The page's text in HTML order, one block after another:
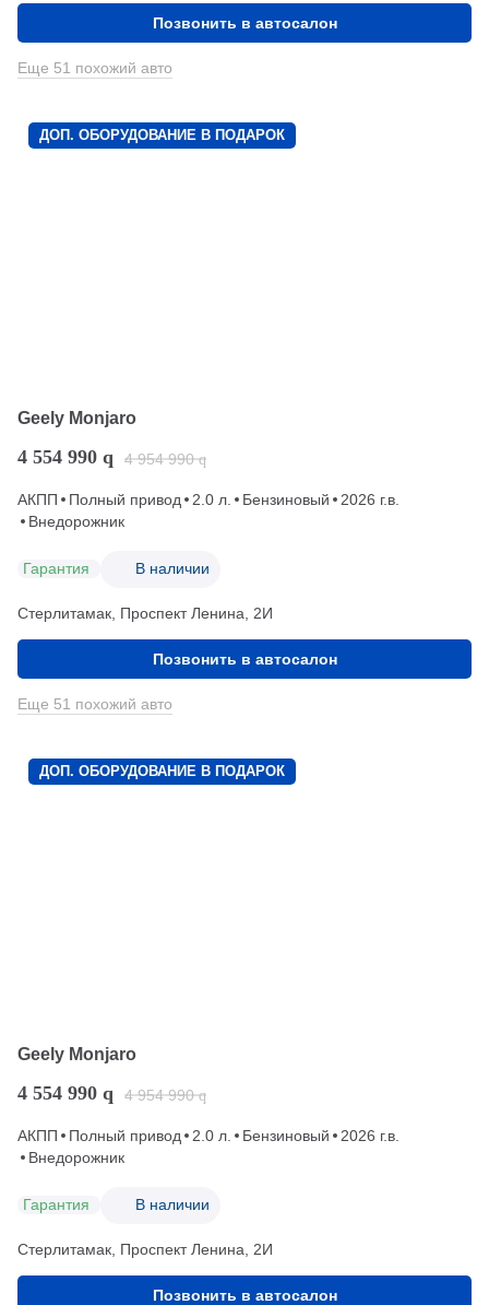
Позвонить в автосалон
Еще 51 похожий авто
ДОП. ОБОРУДОВАНИЕ В ПОДАРОК
Geely Monjaro
4 554 990 q 4 954 990 q
АКПП Полный привод 2.0 л. Бензиновый
2026 г.в.
Внедорожник
Гарантия В наличии
Стерлитамак, Проспект Ленина, 2И
Позвонить в автосалон
Еще 51 похожий авто
ДОП. ОБОРУДОВАНИЕ В ПОДАРОК
Geely Monjaro
4 554 990 q 4 954 990 q
АКПП Полный привод 2.0 л. Бензиновый
2026 г.в.
Внедорожник
Гарантия В наличии
Стерлитамак, Проспект Ленина, 2И
Позвонить в автосалон